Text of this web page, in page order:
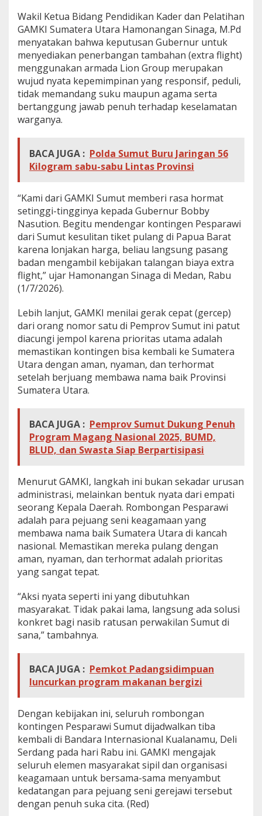
i
n
g
e
n
P
e
p
a
i
S
u
u
t
L
e
w
a
E
x
a
l
i
g
h
t
Wakil Ketua Bidang Pendidikan Kader dan Pelatihan
GAMKI Sumatera Utara Hamonangan Sinaga, M.Pd
menyatakan bahwa keputusan Gubernur untuk
menyediakan penerbangan tambahan (extra flight)
menggunakan armada Lion Group merupakan
wujud nyata kepemimpinan yang responsif, peduli,
tidak memandang suku maupun agama serta
bertanggung jawab penuh terhadap keselamatan
warganya.
BACA JUGA : Polda Sumut Buru Jaringan 56
Kilogram sabu-sabu Lintas Provinsi
“Kami dari GAMKI Sumut memberi rasa hormat
setinggi-tingginya kepada Gubernur Bobby
Nasution. Begitu mendengar kontingen Pesparawi
dari Sumut kesulitan tiket pulang di Papua Barat
karena lonjakan harga, beliau langsung pasang
badan mengambil kebijakan talangan biaya extra
flight,” ujar Hamonangan Sinaga di Medan, Rabu
(1/7/2026).
Lebih lanjut, GAMKI menilai gerak cepat (gercep)
dari orang nomor satu di Pemprov Sumut ini patut
diacungi jempol karena prioritas utama adalah
memastikan kontingen bisa kembali ke Sumatera
Utara dengan aman, nyaman, dan terhormat
setelah berjuang membawa nama baik Provinsi
Sumatera Utara.
BACA JUGA : Pemprov Sumut Dukung Penuh
Program Magang Nasional 2025, BUMD,
BLUD, dan Swasta Siap Berpartisipasi
Menurut GAMKI, langkah ini bukan sekadar urusan
administrasi, melainkan bentuk nyata dari empati
seorang Kepala Daerah. Rombongan Pesparawi
adalah para pejuang seni keagamaan yang
membawa nama baik Sumatera Utara di kancah
nasional. Memastikan mereka pulang dengan
aman, nyaman, dan terhormat adalah prioritas
yang sangat tepat.
“Aksi nyata seperti ini yang dibutuhkan
masyarakat. Tidak pakai lama, langsung ada solusi
konkret bagi nasib ratusan perwakilan Sumut di
sana,” tambahnya.
BACA JUGA : Pemkot Padangsidimpuan
luncurkan program makanan bergizi
Dengan kebijakan ini, seluruh rombongan
kontingen Pesparawi Sumut dijadwalkan tiba
kembali di Bandara Internasional Kualanamu, Deli
Serdang pada hari Rabu ini. GAMKI mengajak
seluruh elemen masyarakat sipil dan organisasi
keagamaan untuk bersama-sama menyambut
kedatangan para pejuang seni gerejawi tersebut
dengan penuh suka cita. (Red)